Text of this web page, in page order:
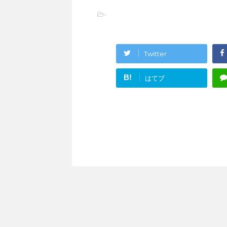
-
Twitter
B! はてブ